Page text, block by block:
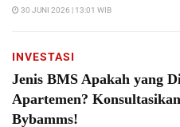
30 JUNI 2026 | 13:01 WIB
INVESTASI
Jenis BMS Apakah yang
Apartemen?
Bybamms!